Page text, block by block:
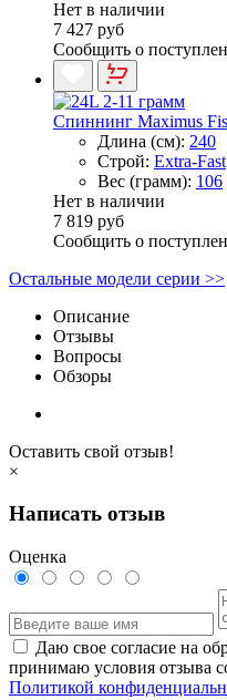
Нет в наличии
7 427 руб
Сообщить о
Спиннинг Maximus
Длина (см): 240
Строй: Extra-Fast
Вес (грамм): 106
Нет в наличии
7 819 руб
Сообщить о
Остальные модели серии >>
Описание
Отзывы
Вопросы
Обзоры
Оставить свой отзыв!
×
Написать отзыв
Оценка
Даю свое согласие на
принимаю условия отзыва
Политикой